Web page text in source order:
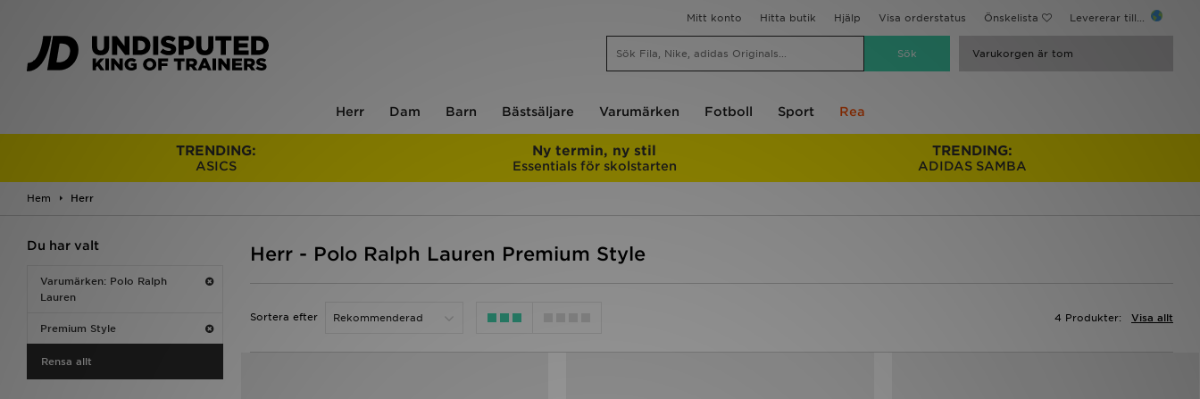
Mitt konto Hitta butik Hjälp Visa orderstatus Önskelista Levererar till...
Varukorgen är tom
Herr Dam Barn Bästsäljare Varumärken Fotboll Sport Rea
TRENDING:
ASICS
Ny termin, ny stil
Essentials för skolstarten
TRENDING:
ADIDAS SAMBA
Hem Herr
Du har valt
Varumärken: Polo Ralph
Lauren
Premium Style
Rensa allt
Herr - Polo Ralph Lauren Premium Style
Sortera efter Visa allt
4 Produkter: